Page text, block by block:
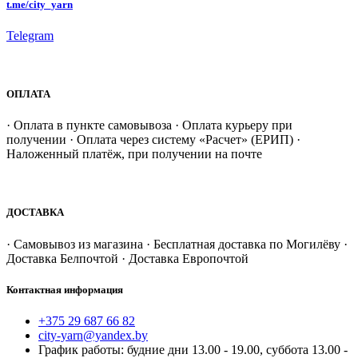
t.me/city_yarn
Telegram
ОПЛАТА
· Оплата в пункте самовывоза · Оплата курьеру при
получении · Оплата через систему «Расчет» (ЕРИП) ·
Наложенный платёж, при получении на почте
ДОСТАВКА
· Самовывоз из магазина · Бесплатная доставка по Могилёву ·
Доставка Белпочтой · Доставка Европочтой
Контактная информация
+375 29 687 66 82
city-yarn@yandex.by
График работы: будние дни 13.00 - 19.00, суббота 13.00 -